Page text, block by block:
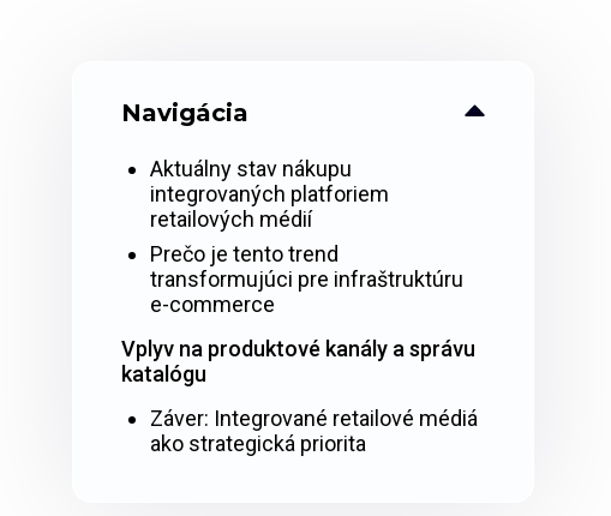
Navigácia
Aktuálny stav nákupu
integrovaných platforiem
retailových médií
Prečo je tento trend
transformujúci pre infraštruktúru
e-commerce
Vplyv na produktové kanály a správu
katalógu
Záver: Integrované retailové médiá
ako strategická priorita